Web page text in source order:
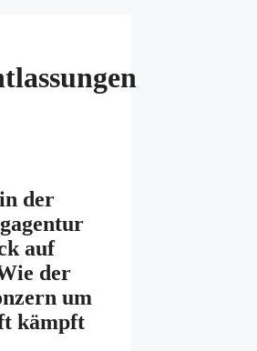
der
auf
der
um
kämpft